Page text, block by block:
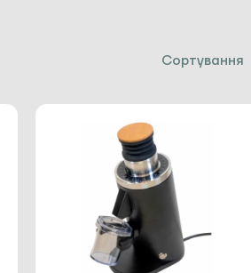
Сортування